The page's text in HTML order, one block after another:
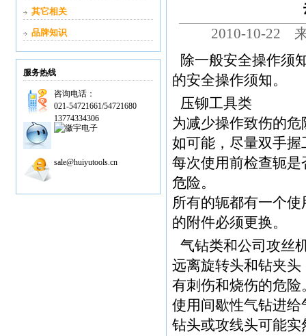
其它相关
品牌知识
服务热线
咨询电话：
021-54721661/54721680
13774334306
sale@huiyutools.cn
2010-10-22
除一般安全操作须
的安全操作须知。
压铆工具类
为减少操作致伤的
如可能，尽量双手握
每次使用前检查轭
危险。
所有的轭都有一个
的附件必须更换。
气钻类和公司攻丝
远离旋转头和钻夹
有刺伤和烧伤的危险
使用间歇性气钻进
钻头或攻线头可能